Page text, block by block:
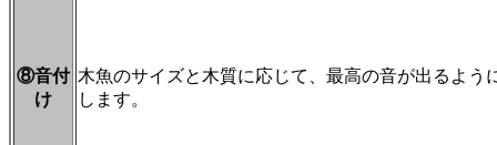
⑧音付
け
木魚のサイズと木質に応じて、最高の音が出るよう
します。